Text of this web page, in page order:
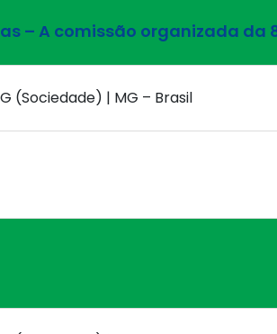
– A comissão organizada da
(Sociedade) | MG – Brasil